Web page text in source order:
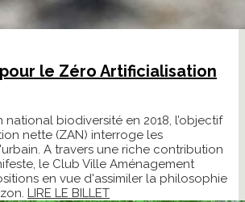
le Zéro Artificialisation
biodiversité en 2018, l’objectif
nette (ZAN) interroge les
A travers une riche contribution
le Club Ville Aménagement
en vue d'assimiler la philosophie
LIRE LE BILLET